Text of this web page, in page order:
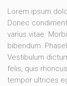
Lorem ipsum
Donec
varius vitae.
bibendum.
Vestibulum
felis, quis
tempor ultrices